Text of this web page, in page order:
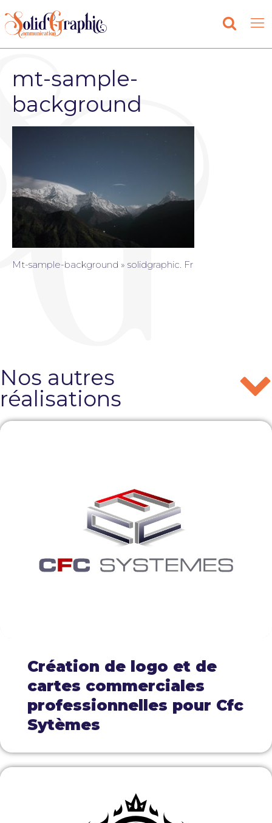
mt-sample-
background
Mt-sample-background » solidgraphic. Fr
Nos autres
réalisations
Création de logo et de
cartes commerciales
professionnelles pour Cfc
Sytèmes